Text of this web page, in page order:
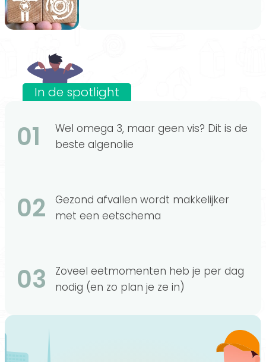
In de spotlight
01
Wel omega 3, maar geen vis? Dit is de
beste algenolie
02
Gezond afvallen wordt makkelijker
met een eetschema
03
Zoveel eetmomenten heb je per dag
nodig (en zo plan je ze in)